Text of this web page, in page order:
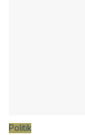
Politik